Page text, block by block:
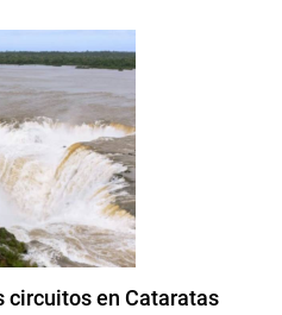
circuitos en Cataratas